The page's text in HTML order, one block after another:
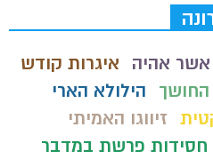
אשר אהיה
איגרות קודש
החושך
הילולא הארי
זיווגו האמיתי
חסידות פרשת במדבר